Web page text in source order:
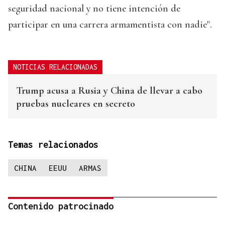
seguridad nacional y no tiene intención de
participar en una carrera armamentista con nadie".
NOTICIAS RELACIONADAS
Trump acusa a Rusia y China de llevar a cabo
pruebas nucleares en secreto
Temas relacionados
CHINA EEUU ARMAS
Contenido patrocinado